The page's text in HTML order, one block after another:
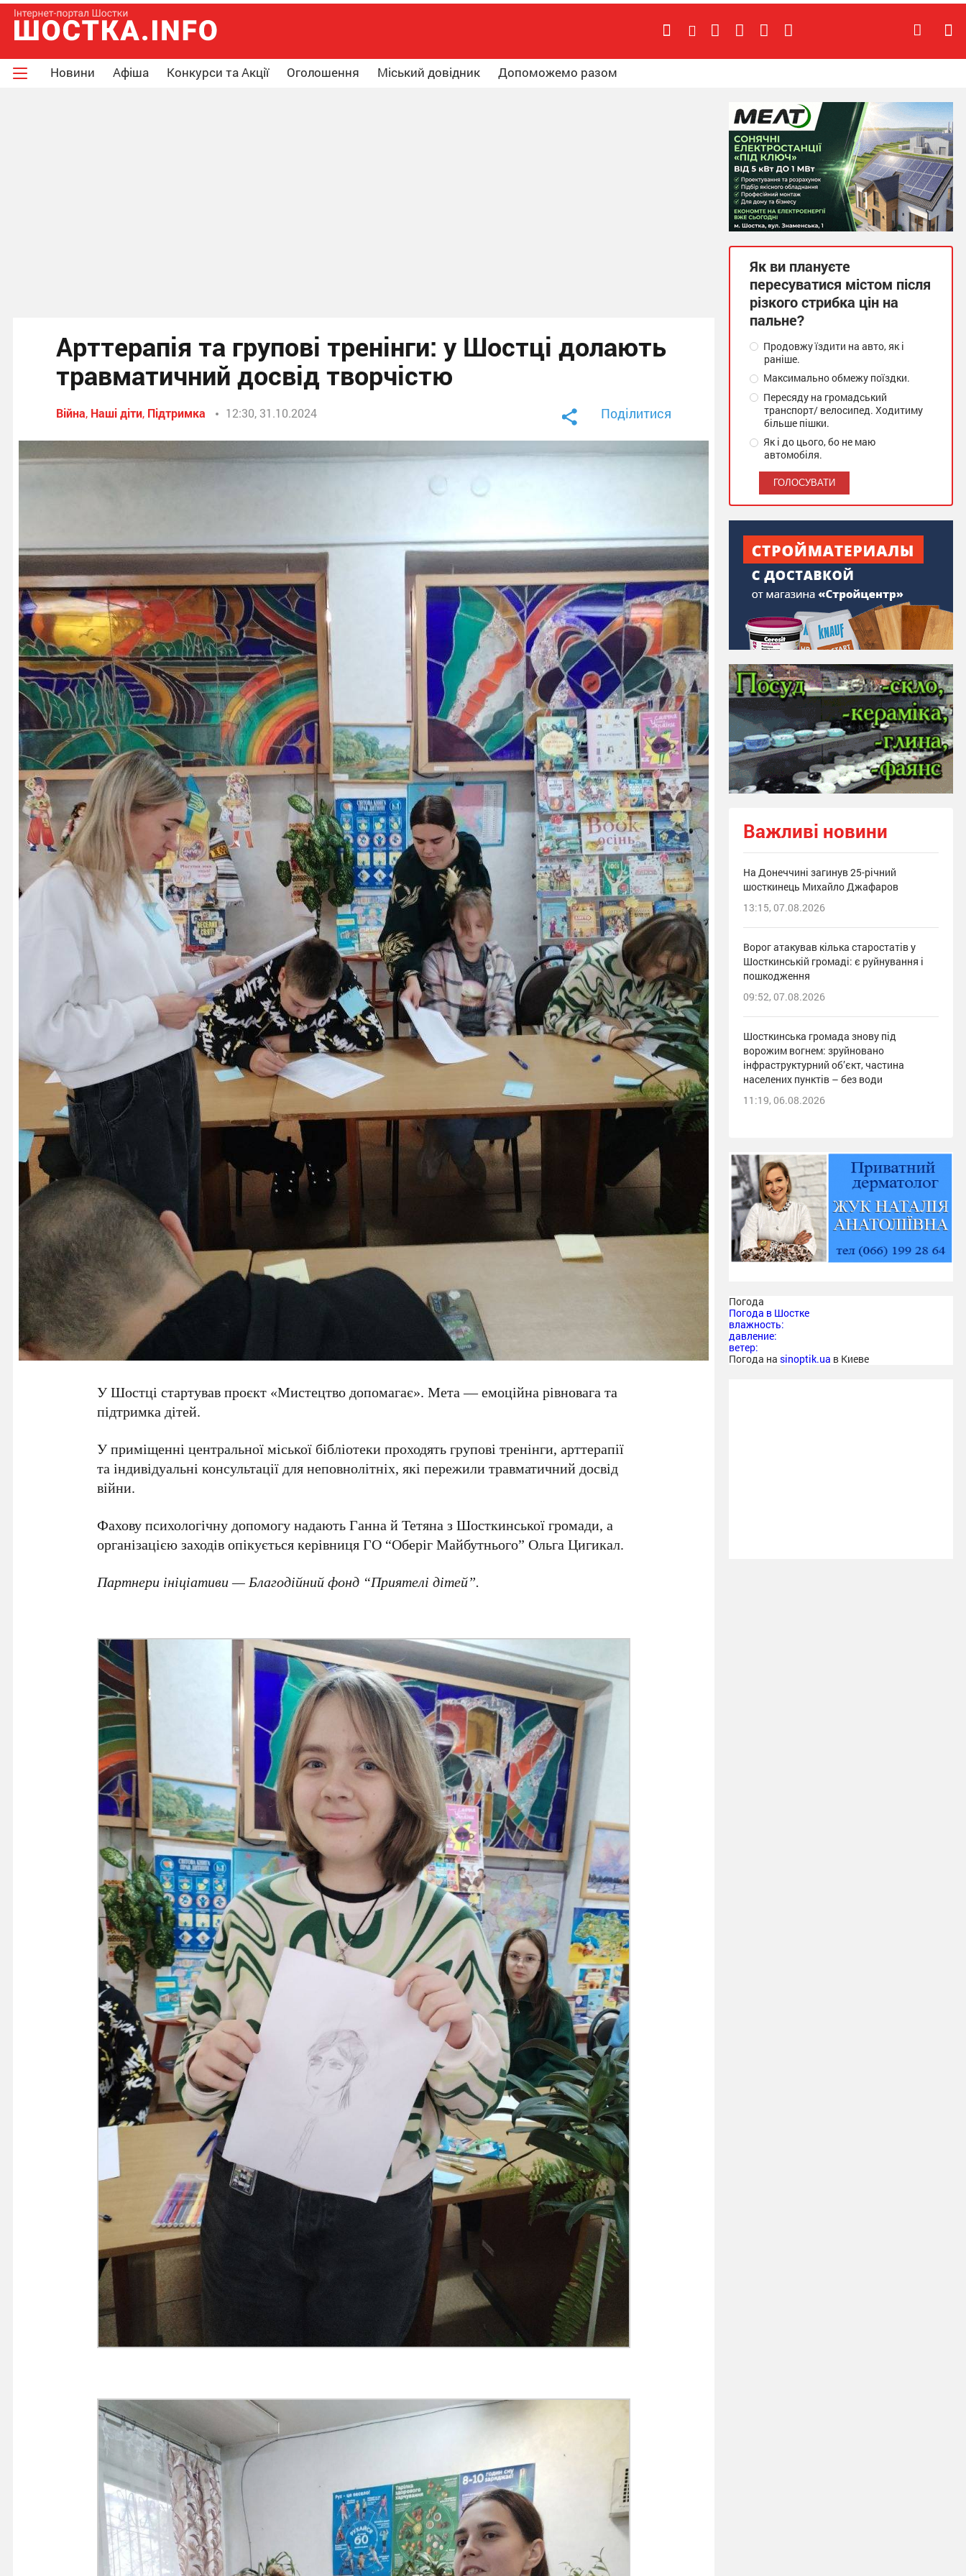
Новини Афіша Конкурси та Акції Оголошення Міський довідник Допоможемо разом
Арттерапія та групові тренінги: у Шостці долають
травматичний досвід творчістю
Війна, Наші діти, Підтримка 12:30, 31.10.2024 Поділитися
У Шостці стартував проєкт «Мистецтво допомагає». Мета — емоційна рівновага та
підтримка дітей.
У приміщенні центральної міської бібліотеки проходять групові тренінги, арттерапії
та індивідуальні консультації для неповнолітніх, які пережили травматичний досвід
війни.
Фахову психологічну допомогу надають Ганна й Тетяна з Шосткинської громади, а
організацією заходів опікується керівниця ГО “Оберіг Майбутнього” Ольга Цигикал.
Партнери ініціативи — Благодійний фонд “Приятелі дітей”.
Як ви плануєте
пересуватися містом після
різкого стрибка цін на
пальне?
Продовжу їздити на авто, як і
раніше.
Максимально обмежу поїздки.
Пересяду на громадський
транспорт/ велосипед. Ходитиму
більше пішки.
Як і до цього, бо не маю
автомобіля.
Важливі новини
На Донеччині загинув 25-річний
шосткинець Михайло Джафаров
13:15, 07.08.2026
Ворог атакував кілька старостатів у
Шосткинській громаді: є руйнування і
пошкодження
09:52, 07.08.2026
Шосткинська громада знову під
ворожим вогнем: зруйновано
інфраструктурний об’єкт, частина
населених пунктів – без води
11:19, 06.08.2026
Погода
Погода в Шостке
влажность:
давление:
ветер:
Погода на sinoptik.ua в Киеве